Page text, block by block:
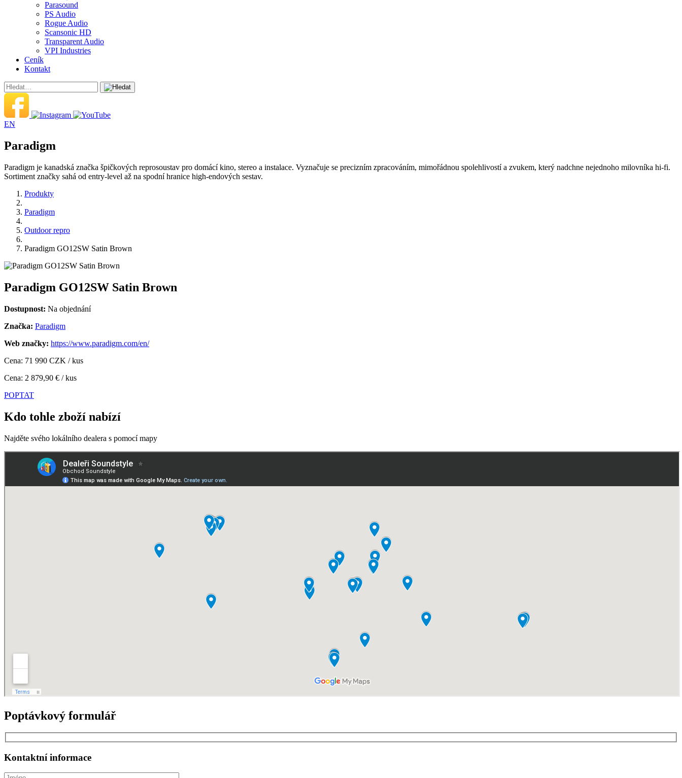
Parasound
PS Audio
Rogue Audio
Scansonic HD
Transparent Audio
VPI Industries
Ceník
Kontakt
EN
Paradigm
Paradigm je kanadská značka špičkových reprosoustav pro domácí kino, stereo a instalace. Vyznačuje se precizním zpracováním, mimořádnou spolehlivostí a zvukem, který nadchne nejednoho milovníka hi-fi.
Sortiment značky sahá od entry-level až na spodní hranice high-endových sestav.
Produkty
Paradigm
Outdoor repro
Paradigm GO12SW Satin Brown
Paradigm GO12SW Satin Brown
Dostupnost: Na objednání
Značka: Paradigm
Web značky: https://www.paradigm.com/en/
Cena: 71 990 CZK / kus
Cena: 2 879,90 € / kus
POPTAT
Kdo tohle zboží nabízí
Najděte svého lokálního dealera s pomocí mapy
Poptávkový formulář
Kontaktní informace